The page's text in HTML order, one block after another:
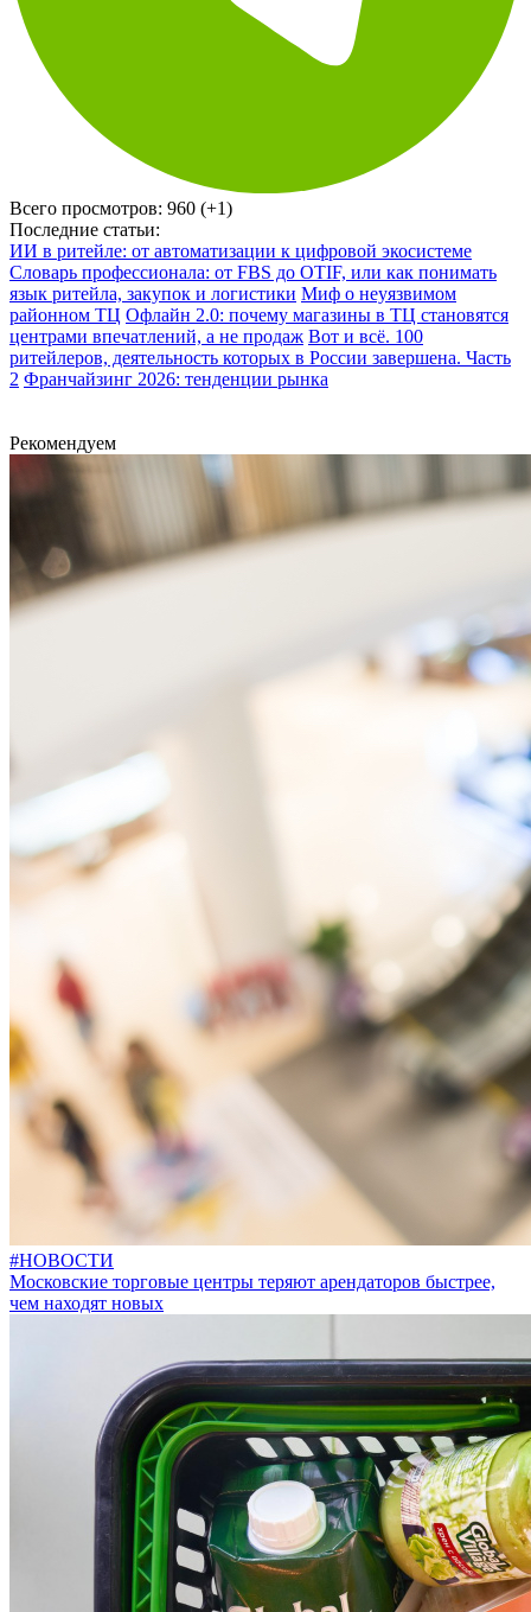
Всего просмотров: 960 (+1)
Последние статьи:
ИИ в ритейле: от автоматизации к цифровой экосистеме
Словарь профессионала: от FBS до OTIF, или как понимать
язык ритейла, закупок и логистики Миф о неуязвимом
районном ТЦ Офлайн 2.0: почему магазины в ТЦ становятся
центрами впечатлений, а не продаж Вот и всё. 100
ритейлеров, деятельность которых в России завершена. Часть
2 Франчайзинг 2026: тенденции рынка
Рекомендуем
#НОВОСТИ
Московские торговые центры теряют арендаторов быстрее,
чем находят новых